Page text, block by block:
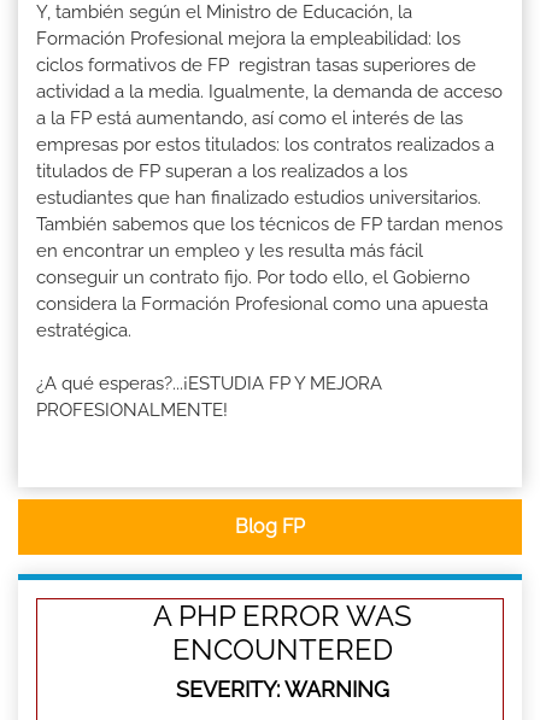
Y, también según el Ministro de Educación, la
Formación Profesional mejora la empleabilidad: los
ciclos formativos de FP registran tasas superiores de
actividad a la media. Igualmente, la demanda de acceso
a la FP está aumentando, así como el interés de las
empresas por estos titulados: los contratos realizados a
titulados de FP superan a los realizados a los
estudiantes que han finalizado estudios universitarios.
También sabemos que los técnicos de FP tardan menos
en encontrar un empleo y les resulta más fácil
conseguir un contrato fijo. Por todo ello, el Gobierno
considera la Formación Profesional como una apuesta
estratégica.
¿A qué esperas?...¡ESTUDIA FP Y MEJORA
PROFESIONALMENTE!
Blog FP
A PHP ERROR WAS
ENCOUNTERED
SEVERITY: WARNING